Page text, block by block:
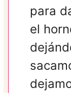
para
el